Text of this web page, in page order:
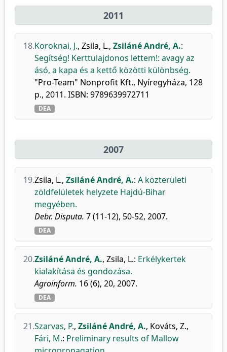
2011
18.Koroknai, J., Zsila, L., Zsiláné André, A.:
Segítség! Kerttulajdonos lettem!: avagy az
ásó, a kapa és a kettő közötti különbség.
"Pro-Team" Nonprofit Kft., Nyíregyháza, 128
p., 2011. ISBN: 9789639972711
DEA
2007
19.Zsila, L., Zsiláné André, A.: A közterületi
zöldfelületek helyzete Hajdú-Bihar
megyében.
Debr. Disputa. 7 (11-12), 50-52, 2007.
DEA
20.Zsiláné André, A., Zsila, L.: Erkélykertek
kialakítása és gondozása.
Agroinform. 16 (6), 20, 2007.
DEA
21.Szarvas, P., Zsiláné André, A., Kováts, Z.,
Fári, M.: Preliminary results of Mallow